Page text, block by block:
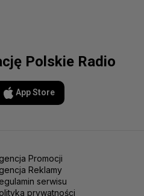
Polskie Radio
App Store
Promocji
Reklamy
serwisu
prywatności